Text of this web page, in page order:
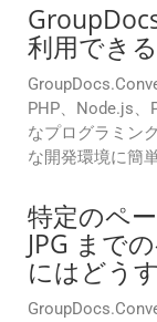
利用でき
PHP、Node.js、
なプログラミン
な開発環境に簡
特定のペ
JPG まで
にはどう